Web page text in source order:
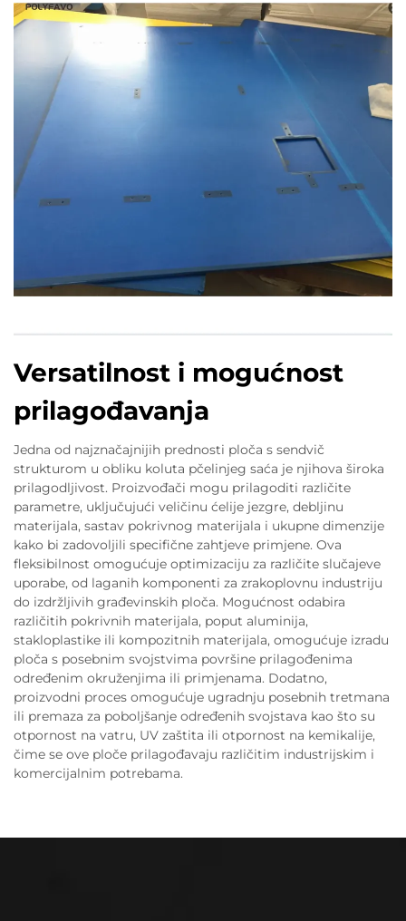
Versatilnost i mogućnost
prilagođavanja
Jedna od najznačajnijih prednosti ploča s sendvič
strukturom u obliku koluta pčelinjeg saća je njihova široka
prilagodljivost. Proizvođači mogu prilagoditi različite
parametre, uključujući veličinu ćelije jezgre, debljinu
materijala, sastav pokrivnog materijala i ukupne dimenzije
kako bi zadovoljili specifične zahtjeve primjene. Ova
fleksibilnost omogućuje optimizaciju za različite slučajeve
uporabe, od laganih komponenti za zrakoplovnu industriju
do izdržljivih građevinskih ploča. Mogućnost odabira
različitih pokrivnih materijala, poput aluminija,
stakloplastike ili kompozitnih materijala, omogućuje izradu
ploča s posebnim svojstvima površine prilagođenima
određenim okruženjima ili primjenama. Dodatno,
proizvodni proces omogućuje ugradnju posebnih tretmana
ili premaza za poboljšanje određenih svojstava kao što su
otpornost na vatru, UV zaštita ili otpornost na kemikalije,
čime se ove ploče prilagođavaju različitim industrijskim i
komercijalnim potrebama.